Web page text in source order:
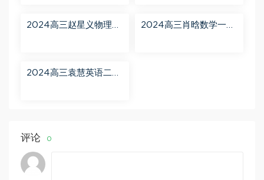
2024高三赵星义物理二
2024高三肖晗数学一轮
2024高三袁慧英语二轮
评论 0